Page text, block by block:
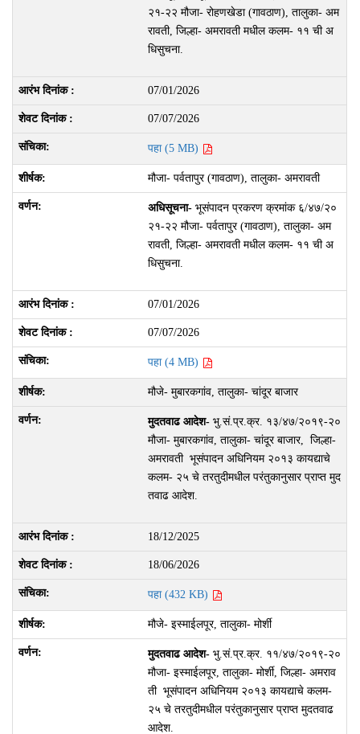
२१-२२ मौजा- रोहणखेडा (गावठाण), तालुका- अम
रावती, जिल्हा- अमरावती मधील कलम- ११ ची अ
धिसुचना.
07/01/2026
07/07/2026
पहा (5 MB)
मौजा- पर्वतापुर (गावठाण), तालुका- अमरावती
अधिसूचना-भूसंपादन प्रकरण क्रमांक ६/४७/२०
२१-२२ मौजा- पर्वतापुर (गावठाण), तालुका- अम
रावती, जिल्हा- अमरावती मधील कलम- ११ ची अ
धिसुचना.
07/01/2026
07/07/2026
पहा (4 MB)
मौजे- मुबारकगांव, तालुका- चांदूर बाजार
मुदतवाढ आदेश-भु.सं.प्र.क्र. १३/४७/२०१९-२०
मौजा- मुबारकगांव, तालुका- चांदूर बाजार, जिल्हा-
अमरावती भूसंपादन अधिनियम २०१३ कायद्याचे
कलम- २५ चे तरतुदीमधील परंतुकानुसार प्राप्त मुद
तवाढ आदेश.
18/12/2025
18/06/2026
पहा (432 KB)
मौजे- इस्माईलपूर, तालुका- मोर्शी
मुदतवाढ आदेश-भु.सं.प्र.क्र. ११/४७/२०१९-२०
मौजा- इस्माईलपूर, तालुका- मोर्शी, जिल्हा- अमराव
ती भूसंपादन अधिनियम २०१३ कायद्याचे कलम-
२५ चे तरतुदीमधील परंतुकानुसार प्राप्त मुदतवाढ
आदेश.